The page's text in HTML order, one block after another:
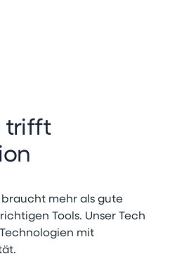
trifft
mehr als gute
Tools. Unser Tech
mit